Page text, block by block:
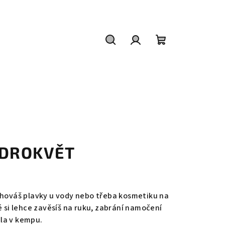
plavky u vody nebo třeba kosmetiku na
lehce zavěsíš na ruku, zabrání namočení
v kempu.